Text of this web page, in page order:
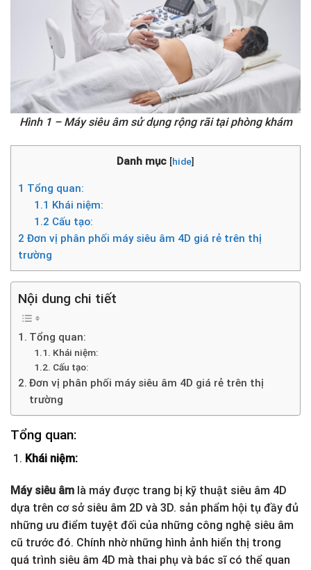
Hình 1 – Máy siêu âm sử dụng rộng rãi tại phòng khám
Danh mục [hide]
1 Tổng quan:
1.1 Khái niệm:
1.2 Cấu tạo:
2 Đơn vị phân phối máy siêu âm 4D giá rẻ trên thị
trường
Nội dung chi tiết
Tổng quan:
Khái niệm:
Cấu tạo:
Đơn vị phân phối máy siêu âm 4D giá rẻ trên thị
trường
Tổng quan:
Khái niệm:
Máy siêu âm là máy được trang bị kỹ thuật siêu âm 4D
dựa trên cơ sở siêu âm 2D và 3D. sản phẩm hội tụ đầy đủ
những ưu điểm tuyệt đối của những công nghệ siêu âm
cũ trước đó. Chính nhờ những hình ảnh hiển thị trong
quá trình siêu âm 4D mà thai phụ và bác sĩ có thể quan